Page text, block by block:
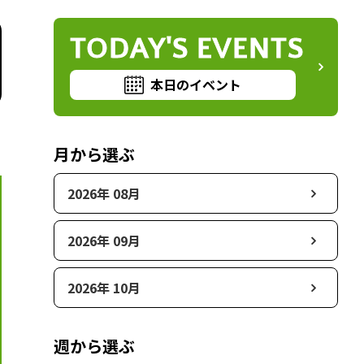
TODAY'S EVENTS
本日のイベント
月から選ぶ
2026年 08月
2026年 09月
2026年 10月
週から選ぶ